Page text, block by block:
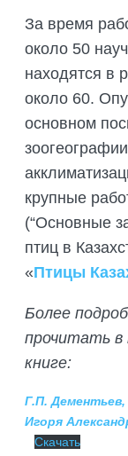
За время
около 50
находятся в
около 60.
основном
крупные
(“Основные
птиц в
«Птицы
Более
прочитать в
книге:
Г.П.
Игоря
Скачать